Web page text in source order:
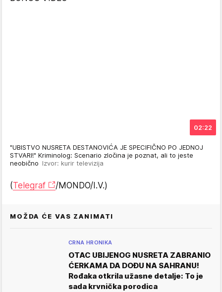
02:22
"UBISTVO NUSRETA DESTANOVIĆA JE SPECIFIČNO PO JEDNOJ
STVARI!" Kriminolog: Scenario zločina je poznat, ali to jeste
neobično Izvor: kurir televizija
(Telegraf /MONDO/I.V.)
MOŽDA ĆE VAS ZANIMATI
CRNA HRONIKA
OTAC UBIJENOG NUSRETA ZABRANIO
ĆERKAMA DA DOĐU NA SAHRANU!
Rođaka otkrila užasne detalje: To je
sada krvnička porodica